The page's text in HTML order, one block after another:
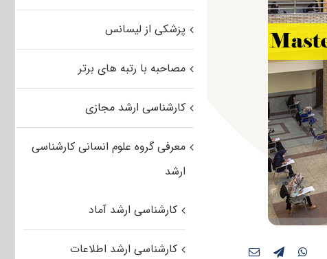
پزشکی از لیسانس
مصاحبه با رتبه های برتر
کارشناسی ارشد مجازی
معرفی گروه علوم انسانی کارشناسی
ارشد
کارشناسی ارشد آماد
کارشناسی ارشد اطلاعات